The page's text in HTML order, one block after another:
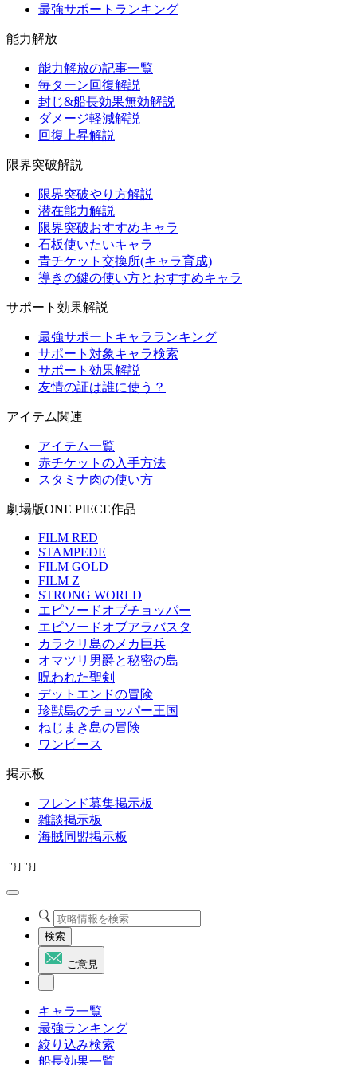
最強サポートランキング
能力解放
能力解放の記事一覧
毎ターン回復解説
封じ&船長効果無効解説
ダメージ軽減解説
回復上昇解説
限界突破解説
限界突破やり方解説
潜在能力解説
限界突破おすすめキャラ
石板使いたいキャラ
青チケット交換所(キャラ育成)
導きの鍵の使い方とおすすめキャラ
サポート効果解説
最強サポートキャラランキング
サポート対象キャラ検索
サポート効果解説
友情の証は誰に使う？
アイテム関連
アイテム一覧
赤チケットの入手方法
スタミナ肉の使い方
劇場版ONE PIECE作品
FILM RED
STAMPEDE
FILM GOLD
FILM Z
STRONG WORLD
エピソードオブチョッパー
エピソードオブアラバスタ
カラクリ島のメカ巨兵
オマツリ男爵と秘密の島
呪われた聖剣
デットエンドの冒険
珍獣島のチョッパー王国
ねじまき島の冒険
ワンピース
掲示板
フレンド募集掲示板
雑談掲示板
海賊同盟掲示板
"}] "}]
検索
ご意見
キャラ一覧
最強ランキング
絞り込み検索
船長効果一覧